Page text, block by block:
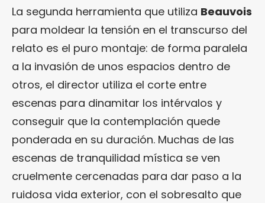
La segunda herramienta que utiliza Beauvois
para moldear la tensión en el transcurso del
relato es el puro montaje: de forma paralela
a la invasión de unos espacios dentro de
otros, el director utiliza el corte entre
escenas para dinamitar los intérvalos y
conseguir que la contemplación quede
ponderada en su duración. Muchas de las
escenas de tranquilidad mística se ven
cruelmente cercenadas para dar paso a la
ruidosa vida exterior, con el sobresalto que